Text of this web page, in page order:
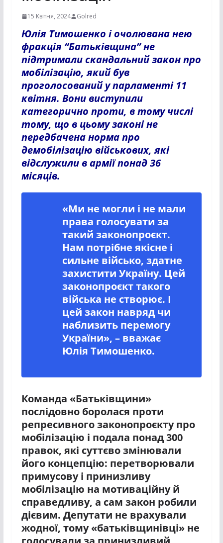
15 Квітня, 2024 Golred
Юлія Тимошенко і очолювана нею
фракція “Батьківщина” не
підтримали скандальний закон про
мобілізацію, який був
проголосований у парламенті 11
квітня. Вони виступили
категорично проти, в тому числі
тому, що в цьому законі не
передбачена норма про
демобілізацію військових, які
відслужили в армії понад 36
місяців.
«Ми не могли і не мали
права голосувати за
такий законопроєкт.
Нам потрібне якісне і
сильне військо, здатне
захистити Україну. Цей
законопроєкт такого
війська не створює. І
цей закон навряд чи
наблизить перемогу
України», – вважає
Юлія Тимошенко.
Команда «Батьківщини»
послідовно боролася проти
репресивного законопроєкту про
мобілізацію і подала понад 300
правок, які суттєво змінювали
його концепцію: перетворювали
примусову і принизливу
мобілізацію на мотиваційну й
справедливу, а сам закон робили
дієвим. Депутати не врахували
жодної, тому «батьківщинівці» не